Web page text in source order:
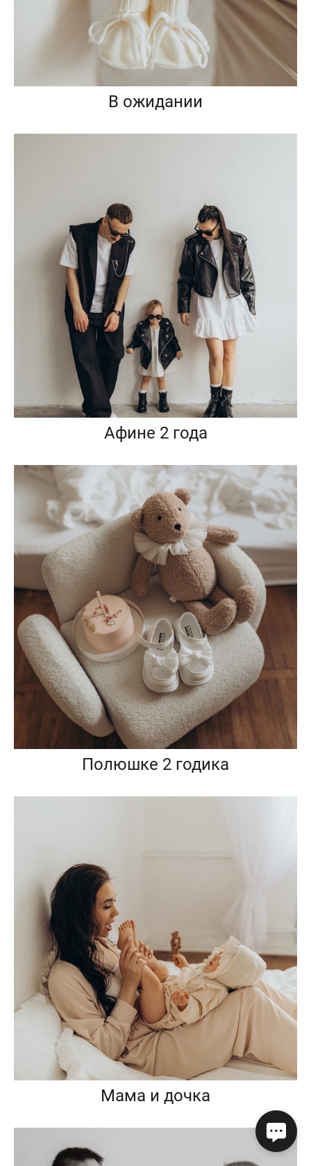
В ожидании
Афине 2 года
Полюшке 2 годика
Мама и дочка